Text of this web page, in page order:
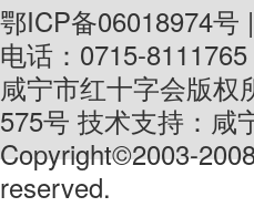
鄂ICP备06018974号
电话：0715-8111765
咸宁市红十字会版权
575号 技术支持：咸
Copyright©2003-
reserved.